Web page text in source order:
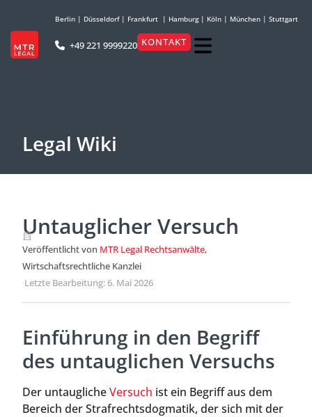
Berlin | Düsseldorf| Frankfurt | Hamburg| Köln | München | Stuttgart
+49 221 9999220 KONTAKT
Legal Wiki
Untauglicher Versuch
Veröffentlicht von MTR Legal Rechtsanwälte,
Wirtschaftsrechtliche Kanzlei
·Letzte Bearbeitung: 6. Mai 2026
Einführung in den Begriff
des untauglichen Versuchs
Der untauglicheVersuch ist ein Begriff aus dem
Bereich der Strafrechtsdogmatik, der sich mit der